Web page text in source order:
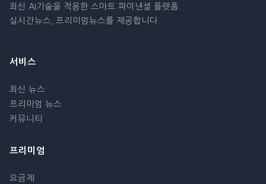
최신 AI기술을 적용한 스마트 파이낸셜 플랫폼.
실시간뉴스, 프리미엄뉴스를 제공합니다.
서비스
최신 뉴스
프리미엄 뉴스
커뮤니티
프리미엄
요금제